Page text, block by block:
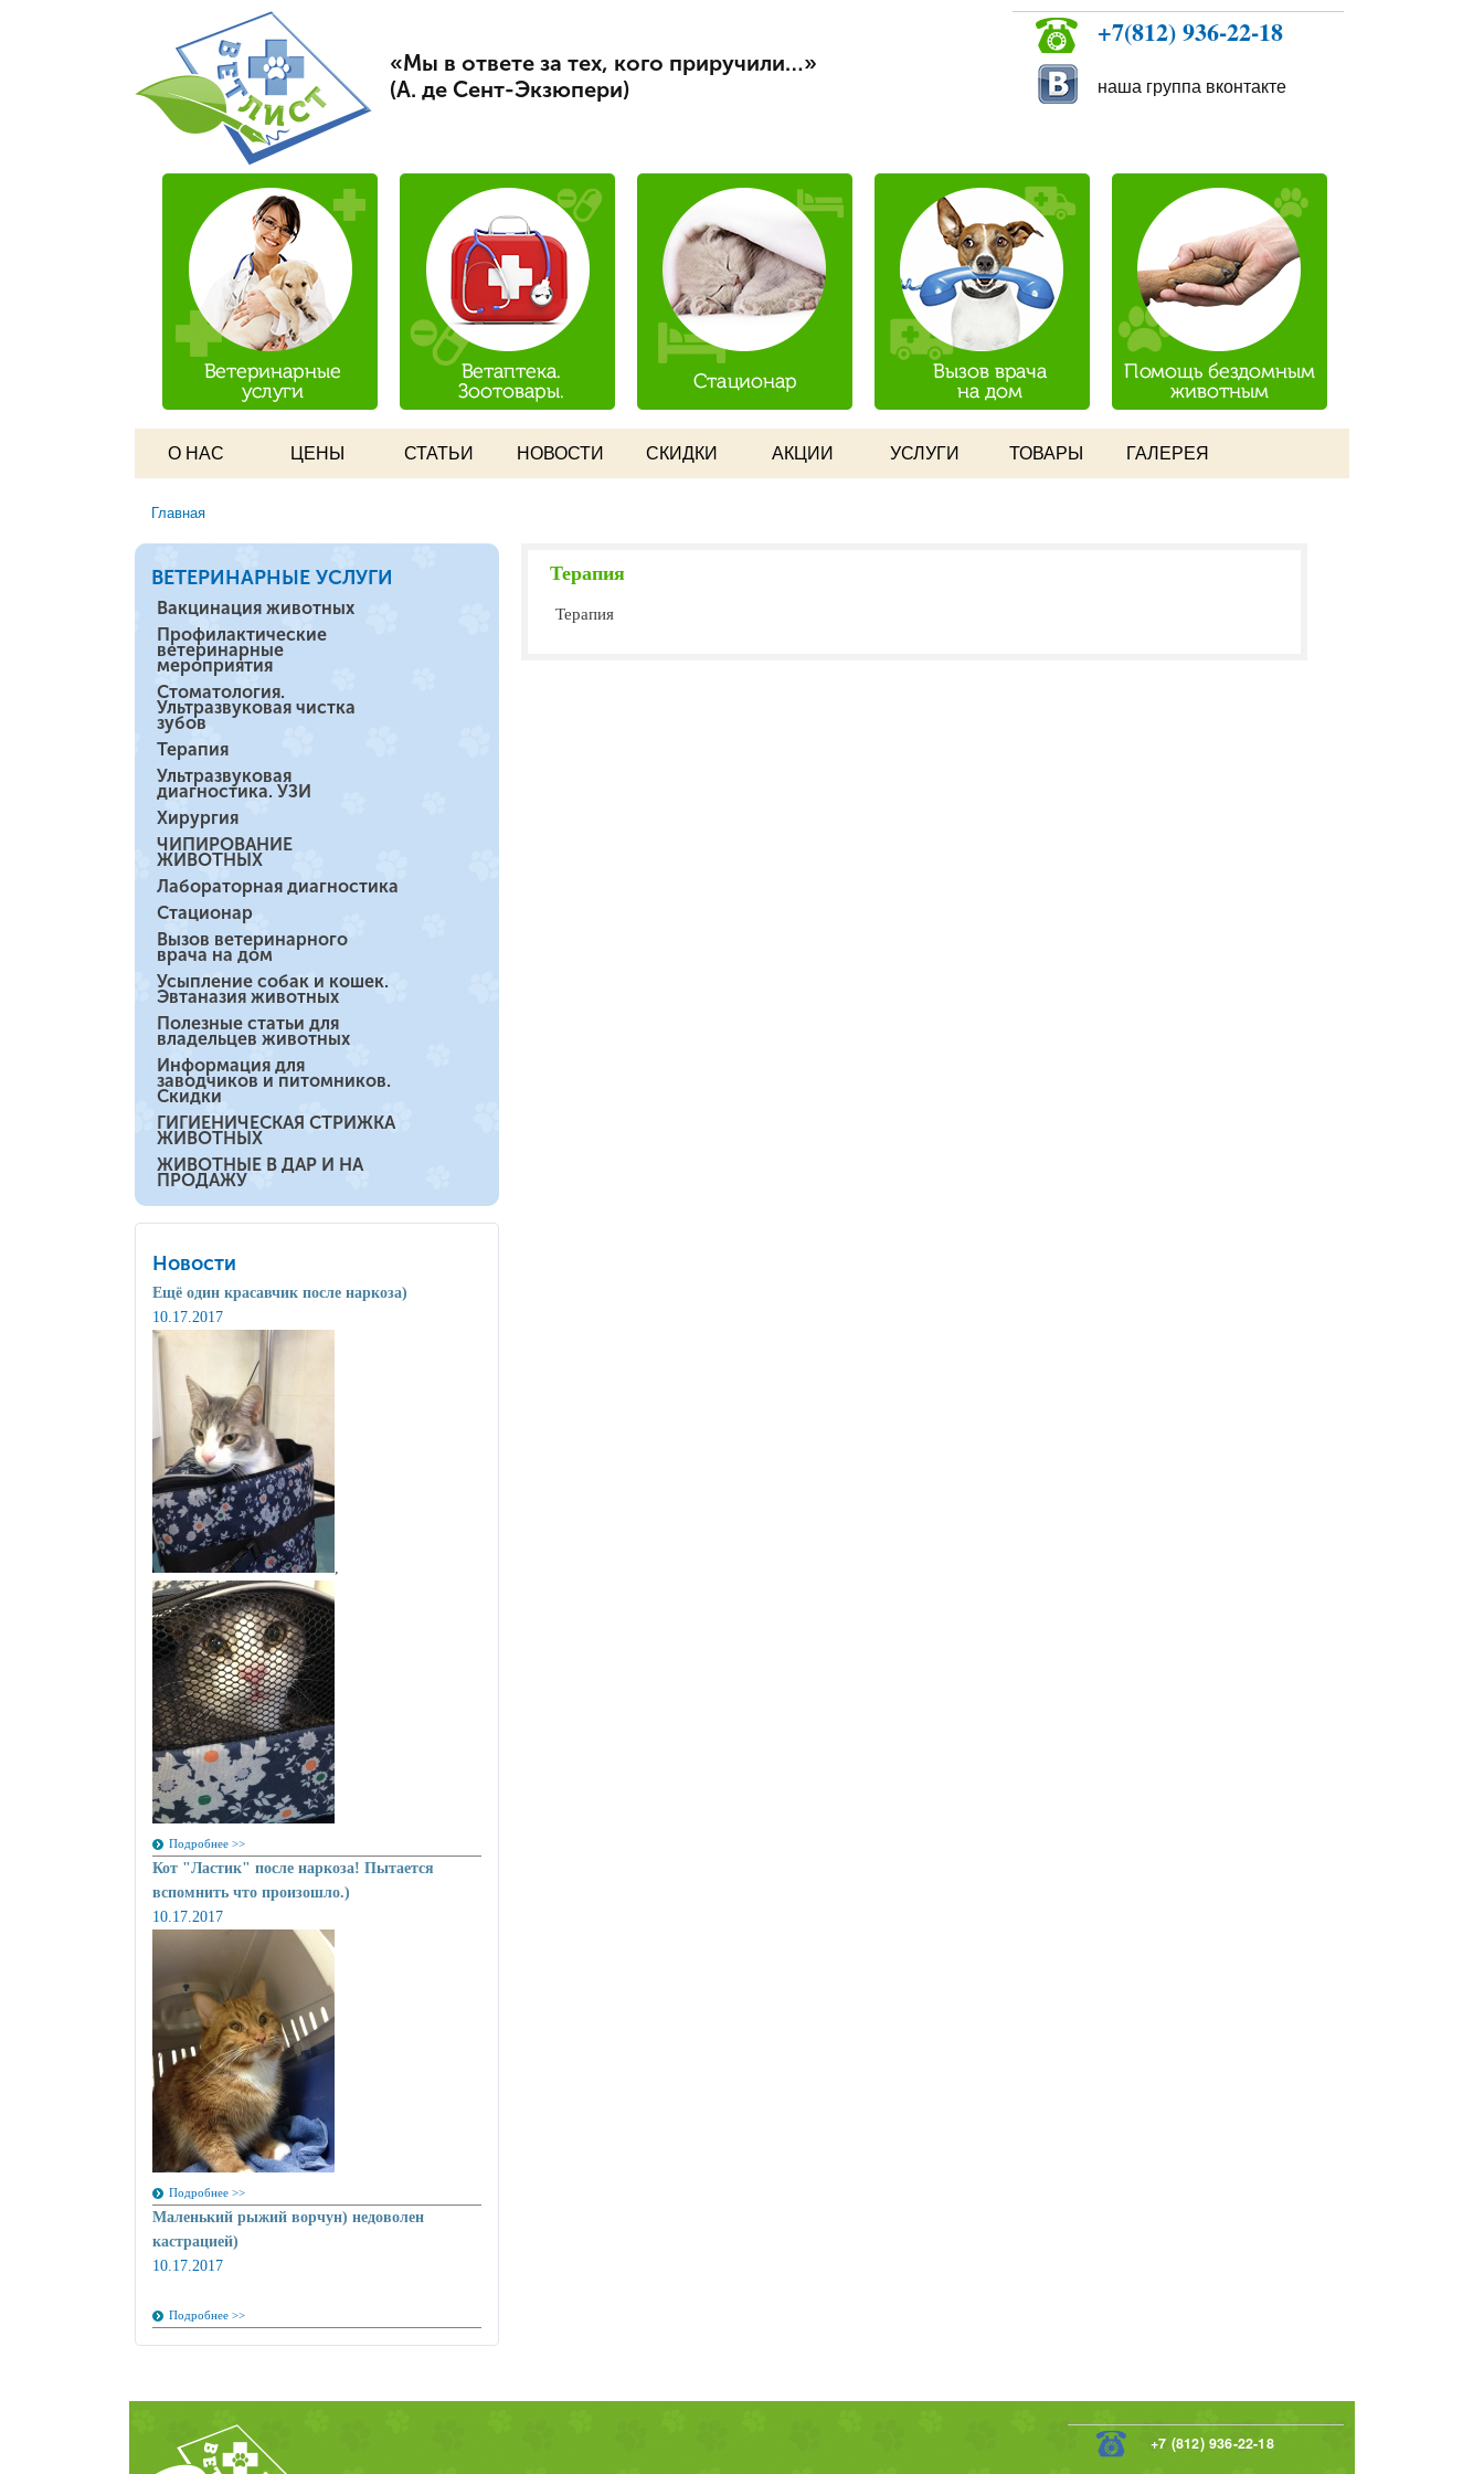
содержанию
«Мы в ответе за тех, кого приручили…»
(А. де Сент-Экзюпери)
+7(812) 936-22-18
наша группа вконтакте
О НАС ЦЕНЫ СТАТЬИ НОВОСТИ СКИДКИ АКЦИИ УСЛУГИ ТОВАРЫ ГАЛЕРЕЯ
Вы здесь
Главная
ВЕТЕРИНАРНЫЕ УСЛУГИ
Вакцинация животных
Профилактические
ветеринарные
мероприятия
Стоматология.
Ультразвуковая чистка
зубов
Терапия
Ультразвуковая
диагностика. УЗИ
Хирургия
ЧИПИРОВАНИЕ
ЖИВОТНЫХ
Лабораторная диагностика
Стационар
Вызов ветеринарного
врача на дом
Усыпление собак и кошек.
Эвтаназия животных
Полезные статьи для
владельцев животных
Информация для
заводчиков и питомников.
Скидки
ГИГИЕНИЧЕСКАЯ СТРИЖКА
ЖИВОТНЫХ
ЖИВОТНЫЕ В ДАР И НА
ПРОДАЖУ
Новости
Ещё один красавчик после наркоза)
10.17.2017
Подробнее >>
Кот "Ластик" после наркоза! Пытается
вспомнить что произошло.)
10.17.2017
Подробнее >>
Маленький рыжий ворчун) недоволен
кастрацией)
10.17.2017
Подробнее >>
Терапия
Терапия
+7 (812) 936-22-18